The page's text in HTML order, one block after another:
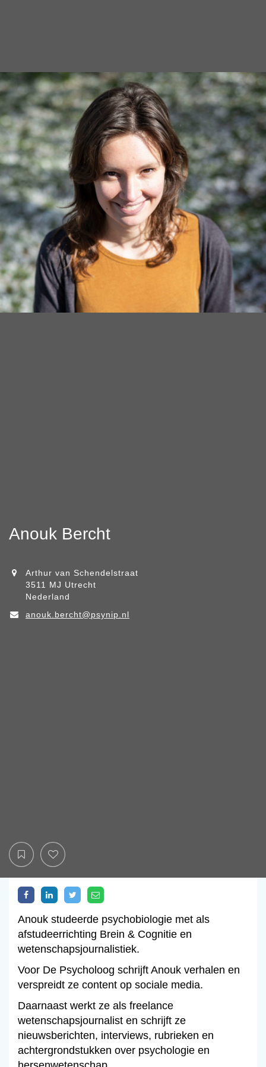
Anouk Bercht
Arthur van Schendelstraat
3511 MJ Utrecht
Nederland
anouk.bercht@psynip.nl
Anouk studeerde psychobiologie met als
afstudeerrichting Brein & Cognitie en
wetenschapsjournalistiek.
Voor De Psycholoog schrijft Anouk verhalen en
verspreidt ze content op sociale media.
Daarnaast werkt ze als freelance
wetenschapsjournalist en schrijft ze
nieuwsberichten, interviews, rubrieken en
achtergrondstukken over psychologie en